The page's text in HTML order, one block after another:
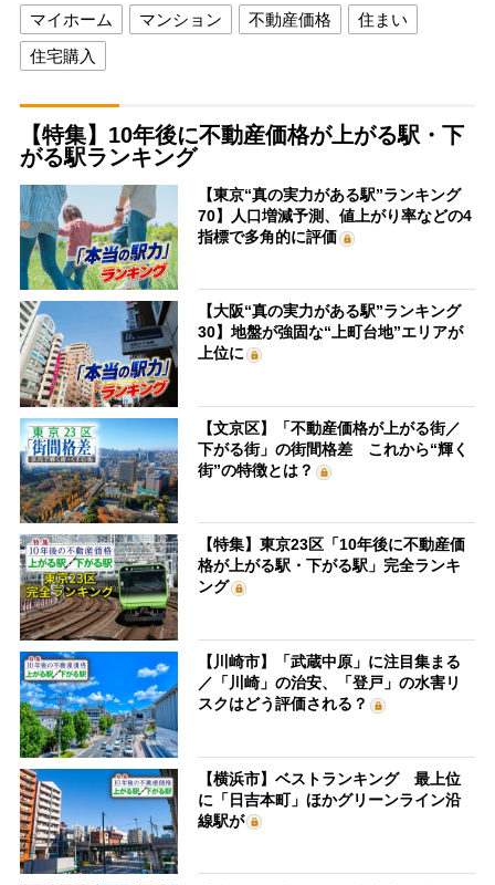
マイホーム マンション 不動産価格
住まい
住宅購入
【特集】10年後に不動産価格が上がる駅・下
がる駅ランキング
【東京“真の実力がある駅”ランキング
70】人口増減予測、値上がり率などの4
指標で多角的に評価
【大阪“真の実力がある駅”ランキング
30】地盤が強固な“上町台地”エリアが
上位に
【文京区】「不動産価格が上がる街／
下がる街」の街間格差 これから“輝く
街”の特徴とは？
【特集】東京23区「10年後に不動産価
格が上がる駅・下がる駅」完全ランキ
ング
【川崎市】「武蔵中原」に注目集まる
／「川崎」の治安、「登戸」の水害リ
スクはどう評価される？
【横浜市】ベストランキング 最上位
に「日吉本町」ほかグリーンライン沿
線駅が